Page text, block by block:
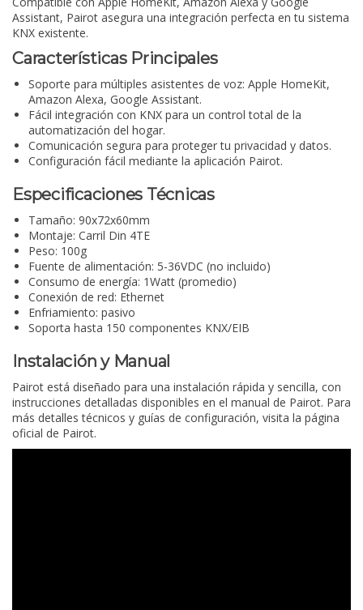
Assistant, Pairot asegura una integración perfecta en tu sistema
KNX existente.
Características Principales
Soporte para múltiples asistentes de voz: Apple HomeKit,
Amazon Alexa, Google Assistant.
Fácil integración con KNX para un control total de la
automatización del hogar.
Comunicación segura para proteger tu privacidad y datos.
Configuración fácil mediante la aplicación Pairot.
Especificaciones Técnicas
Tamaño: 90x72x60mm
Montaje: Carril Din 4TE
Peso: 100g
Fuente de alimentación: 5-36VDC (no incluido)
Consumo de energía: 1Watt (promedio)
Conexión de red: Ethernet
Enfriamiento: pasivo
Soporta hasta 150 componentes KNX/EIB
Instalación y Manual
Pairot está diseñado para una instalación rápida y sencilla, con
instrucciones detalladas disponibles en el manual de Pairot. Para
más detalles técnicos y guías de configuración, visita la página
oficial de Pairot.